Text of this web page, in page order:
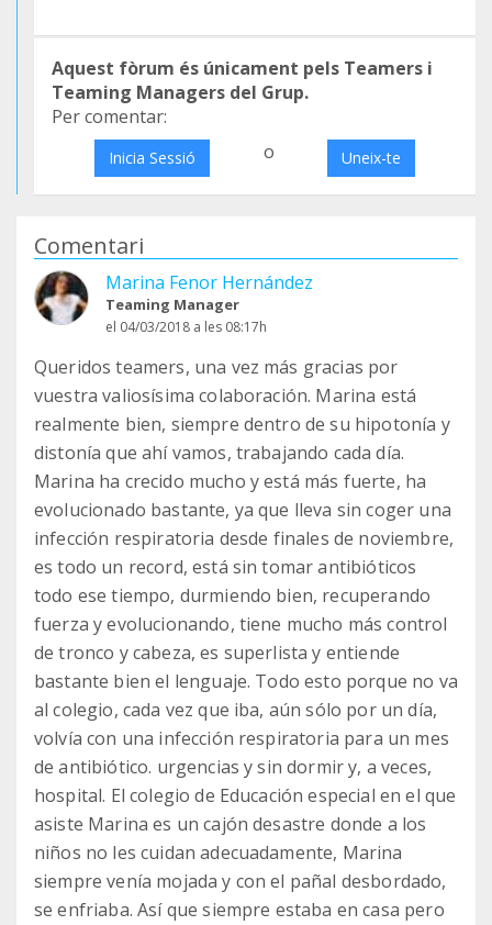
Aquest fòrum és únicament pels Teamers i
Teaming Managers del Grup.
Per comentar:
Inicia Sessió o Uneix-te
Comentari
Marina Fenor Hernández
Teaming Manager
el 04/03/2018 a les 08:17h
Queridos teamers, una vez más gracias por
vuestra valiosísima colaboración. Marina está
realmente bien, siempre dentro de su hipotonía y
distonía que ahí vamos, trabajando cada día.
Marina ha crecido mucho y está más fuerte, ha
evolucionado bastante, ya que lleva sin coger una
infección respiratoria desde finales de noviembre,
es todo un record, está sin tomar antibióticos
todo ese tiempo, durmiendo bien, recuperando
fuerza y evolucionando, tiene mucho más control
de tronco y cabeza, es superlista y entiende
bastante bien el lenguaje. Todo esto porque no va
al colegio, cada vez que iba, aún sólo por un día,
volvía con una infección respiratoria para un mes
de antibiótico. urgencias y sin dormir y, a veces,
hospital. El colegio de Educación especial en el que
asiste Marina es un cajón desastre donde a los
niños no les cuidan adecuadamente, Marina
siempre venía mojada y con el pañal desbordado,
se enfriaba. Así que siempre estaba en casa pero